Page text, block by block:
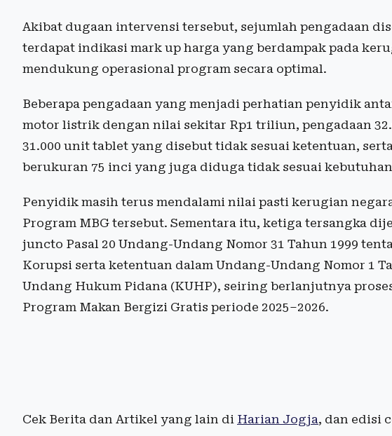
Akibat dugaan intervensi tersebut, sejumlah pengadaan
terdapat indikasi mark up harga yang berdampak pada
mendukung operasional program secara optimal.
Beberapa pengadaan yang menjadi perhatian penyidik
motor listrik dengan nilai sekitar Rp1 triliun, pengadaan
31.000 unit tablet yang disebut tidak sesuai ketentuan,
berukuran 75 inci yang juga diduga tidak sesuai
Penyidik masih terus mendalami nilai pasti kerugian
Program MBG tersebut. Sementara itu, ketiga tersangka
juncto Pasal 20 Undang-Undang Nomor 31 Tahun 1999
Korupsi serta ketentuan dalam Undang-Undang Nomor 1
Undang Hukum Pidana (KUHP), seiring berlanjutnya
Program Makan Bergizi Gratis periode 2025–2026.
Cek Berita dan Artikel yang lain di Harian Jogja, dan edisi